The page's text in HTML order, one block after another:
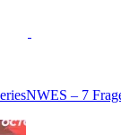
NWES – 7